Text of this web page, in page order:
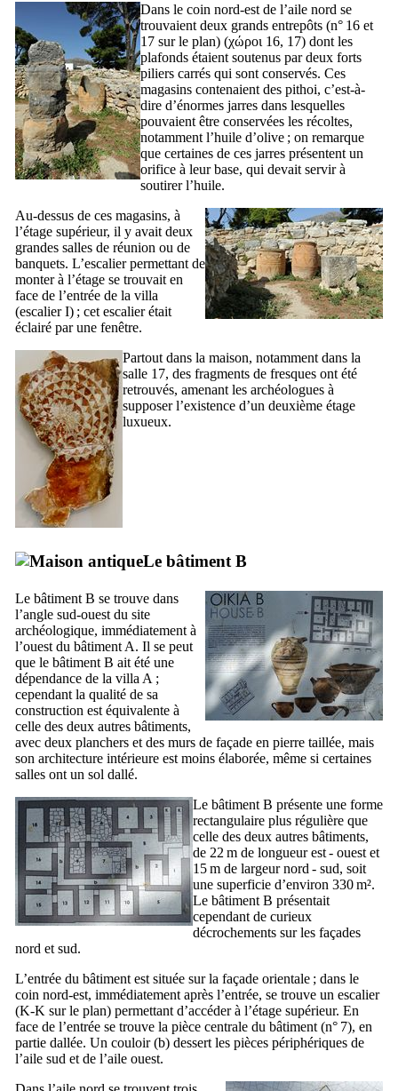
Dans le coin nord-est de l’aile nord se
trouvaient deux grands entrepôts (n° 16 et
17 sur le plan) (χώροι 16, 17) dont les
plafonds étaient soutenus par deux forts
piliers carrés qui sont conservés. Ces
magasins contenaient des pithoi, c’est-à-
dire d’énormes jarres dans lesquelles
pouvaient être conservées les récoltes,
notamment l’huile d’olive ; on remarque
que certaines de ces jarres présentent un
orifice à leur base, qui devait servir à
soutirer l’huile.
Au-dessus de ces magasins, à
l’étage supérieur, il y avait deux
grandes salles de réunion ou de
banquets. L’escalier permettant de
monter à l’étage se trouvait en
face de l’entrée de la villa
(escalierI) ; cet escalier était
éclairé par une fenêtre.
Partout dans la maison, notamment dans la
salle 17, des fragments de fresques ont été
retrouvés, amenant les archéologues à
supposer l’existence d’un deuxième étage
luxueux.
Le bâtiment B
Le bâtiment B se trouve dans
l’angle sud-ouest du site
archéologique, immédiatement à
l’ouest du bâtiment A. Il se peut
que le bâtiment B ait été une
dépendance de la villa A ;
cependant la qualité de sa
construction est équivalente à
celle des deux autres bâtiments,
avec deux planchers et des murs de façade en pierre taillée, mais
son architecture intérieure est moins élaborée, même si certaines
salles ont un sol dallé.
Le bâtiment B présente une forme
rectangulaire plus régulière que
celle des deux autres bâtiments,
de 22 m de longueur est - ouest et
15 m de largeur nord - sud, soit
une superficie d’environ 330 m².
Le bâtiment B présentait
cependant de curieux
décrochements sur les façades
nord et sud.
L’entrée du bâtiment est située sur la façade orientale ; dans le
coin nord-est, immédiatement après l’entrée, se trouve un escalier
(K-K sur le plan) permettant d’accéder à l’étage supérieur. En
face de l’entrée se trouve la pièce centrale du bâtiment (n° 7), en
partie dallée. Un couloir (b) dessert les pièces périphériques de
l’aile sud et de l’aile ouest.